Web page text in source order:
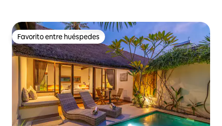
Favorito entre huéspedes
Favorito entre huéspedes